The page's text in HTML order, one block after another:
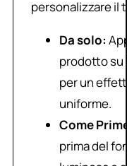
personalizzare il
Da solo:
prodotto su
per un
uniforme.
Come
prima del